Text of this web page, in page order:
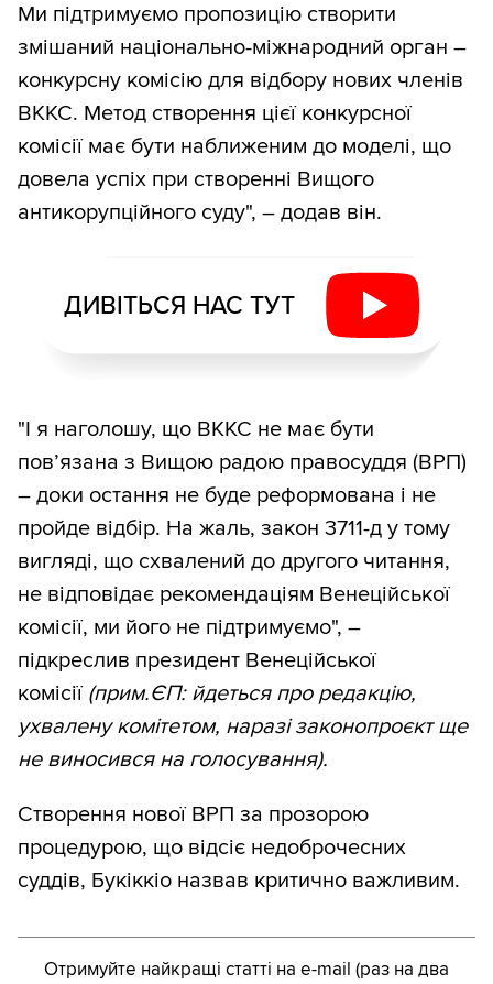
Ми підтримуємо пропозицію створити
змішаний національно-міжнародний орган –
конкурсну комісію для відбору нових членів
ВККС. Метод створення цієї конкурсної
комісії має бути наближеним до моделі, що
довела успіх при створенні Вищого
антикорупційного суду", – додав він.
ДИВІТЬСЯ НАС ТУТ
"І я наголошу, що ВККС не має бути
пов’язана з Вищою радою правосуддя (ВРП)
– доки остання не буде реформована і не
пройде відбір. На жаль, закон 3711-д у тому
вигляді, що схвалений до другого читання,
не відповідає рекомендаціям Венеційської
комісії, ми його не підтримуємо", –
підкреслив президент Венеційської
комісії (прим.ЄП: йдеться про редакцію,
ухвалену комітетом, наразі законопроєкт ще
не виносився на голосування).
Створення нової ВРП за прозорою
процедурою, що відсіє недоброчесних
суддів, Букіккіо назвав критично важливим.
Отримуйте найкращі статті на e-mail (раз на два